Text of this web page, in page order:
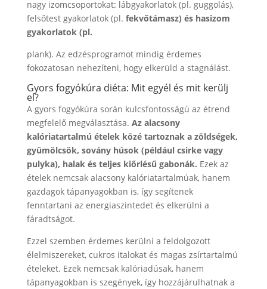
nagy izomcsoportokat: lábgyakorlatok (pl. guggolás),
felsőtest gyakorlatok (pl. fekvőtámasz) és hasizom
gyakorlatok (pl.
plank). Az edzésprogramot mindig érdemes
fokozatosan nehezíteni, hogy elkerüld a stagnálást.
Gyors fogyókúra diéta: Mit egyél és mit kerülj
el?
A gyors fogyókúra során kulcsfontosságú az étrend
megfelelő megválasztása. Az alacsony
kalóriatartalmú ételek közé tartoznak a zöldségek,
gyümölcsök, sovány húsok (például csirke vagy
pulyka), halak és teljes kiőrlésű gabonák. Ezek az
ételek nemcsak alacsony kalóriatartalmúak, hanem
gazdagok tápanyagokban is, így segítenek
fenntartani az energiaszintedet és elkerülni a
fáradtságot.
Ezzel szemben érdemes kerülni a feldolgozott
élelmiszereket, cukros italokat és magas zsírtartalmú
ételeket. Ezek nemcsak kalóriadúsak, hanem
tápanyagokban is szegények, így hozzájárulhatnak a